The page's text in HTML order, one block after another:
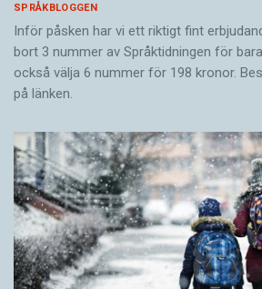
SPRÅKBLOGGEN
Inför påsken har vi ett riktigt fint
bort 3 nummer av Språktidningen för
också välja 6 nummer för 198 kronor.
på länken.